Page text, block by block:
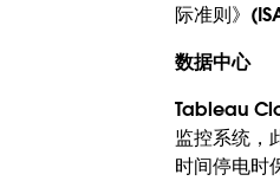
际准则》
数据中心
Tableau
监控系统，
时间停电时